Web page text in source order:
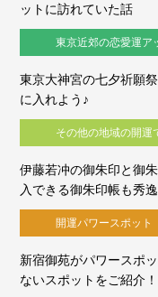
ットに訪れていた話
東京近郊の恋愛運ア
東京大神宮の七夕祈願
に入れよう♪
その他の地域の開運
伊藤若冲の御朱印と御
入できる御朱印帳も秀
開運パワースポット
新宿御苑がパワースポ
ないスポットをご紹介！